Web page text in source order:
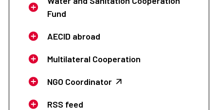
Fund
AECID abroad
Multilateral Cooperation
NGO Coordinator
RSS feed